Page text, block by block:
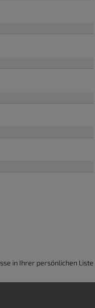
in Ihrer persönlichen Liste